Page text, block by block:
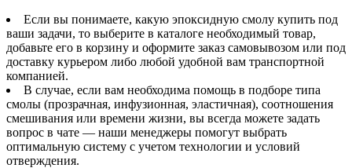
Если вы понимаете, какую эпоксидную смолу купить под
ваши задачи, то выберите в каталоге необходимый товар,
добавьте его в корзину и оформите заказ самовывозом или под
доставку курьером либо любой удобной вам транспортной
компанией.
В случае, если вам необходима помощь в подборе типа
смолы (прозрачная, инфузионная, эластичная), соотношения
смешивания или времени жизни, вы всегда можете задать
вопрос в чате — наши менеджеры помогут выбрать
оптимальную систему с учетом технологии и условий
отверждения.